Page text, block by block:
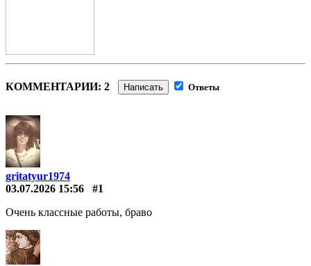
КОММЕНТАРИИ: 2 Написать Ответы
gritatyur1974
03.07.2026 15:56
#1
Очень классные работы, браво